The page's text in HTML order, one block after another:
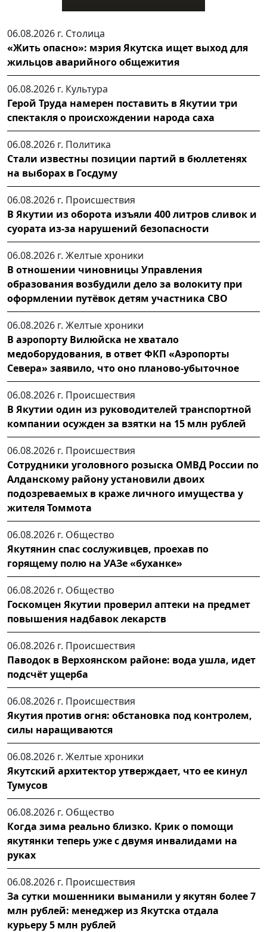
06.08.2026 г. Столица
«Жить опасно»: мэрия Якутска ищет выход для
жильцов аварийного общежития
06.08.2026 г. Культура
Герой Труда намерен поставить в Якутии три
спектакля о происхождении народа саха
06.08.2026 г. Политика
Стали известны позиции партий в бюллетенях
на выборах в Госдуму
06.08.2026 г. Происшествия
В Якутии из оборота изъяли 400 литров сливок и
суората из-за нарушений безопасности
06.08.2026 г. Желтые хроники
В отношении чиновницы Управления
образования возбудили дело за волокиту при
оформлении путёвок детям участника СВО
06.08.2026 г. Желтые хроники
В аэропорту Вилюйска не хватало
медоборудования, в ответ ФКП «Аэропорты
Севера» заявило, что оно планово-убыточное
06.08.2026 г. Происшествия
В Якутии один из руководителей транспортной
компании осужден за взятки на 15 млн рублей
06.08.2026 г. Происшествия
Сотрудники уголовного розыска ОМВД России по
Алданскому району установили двоих
подозреваемых в краже личного имущества у
жителя Томмота
06.08.2026 г. Общество
Якутянин спас сослуживцев, проехав по
горящему полю на УАЗе «буханке»
06.08.2026 г. Общество
Госкомцен Якутии проверил аптеки на предмет
повышения надбавок лекарств
06.08.2026 г. Происшествия
Паводок в Верхоянском районе: вода ушла, идет
подсчёт ущерба
06.08.2026 г. Происшествия
Якутия против огня: обстановка под контролем,
силы наращиваются
06.08.2026 г. Желтые хроники
Якутский архитектор утверждает, что ее кинул
Тумусов
06.08.2026 г. Общество
Когда зима реально близко. Крик о помощи
якутянки теперь уже с двумя инвалидами на
руках
06.08.2026 г. Происшествия
За сутки мошенники выманили у якутян более 7
млн рублей: менеджер из Якутска отдала
курьеру 5 млн рублей